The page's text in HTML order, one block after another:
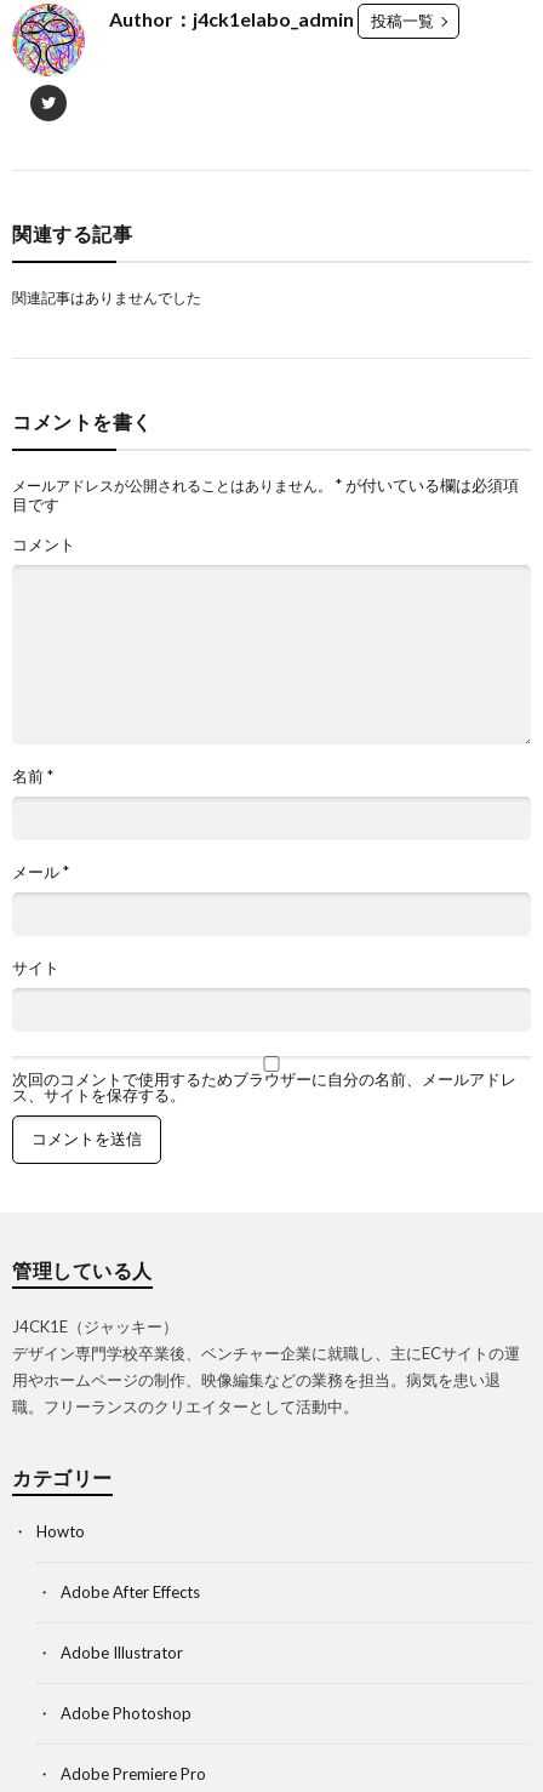
Author：j4ck1elabo_admin 投稿一覧
関連する記事
関連記事はありませんでした
コメントを書く
メールアドレスが公開されることはありません。 *が付いている欄は必須項
目です
コメント
名前*
メール*
サイト
次回のコメントで使用するためブラウザーに自分の名前、メールアドレ
ス、サイトを保存する。
管理している人
J4CK1E（ジャッキー）
デザイン専門学校卒業後、ベンチャー企業に就職し、主にECサイトの運
用やホームページの制作、映像編集などの業務を担当。病気を患い退
職。フリーランスのクリエイターとして活動中。
カテゴリー
Howto
Adobe After Effects
Adobe Illustrator
Adobe Photoshop
Adobe Premiere Pro